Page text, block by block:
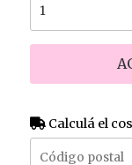
Calculá el